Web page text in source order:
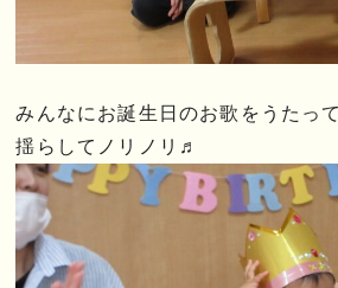
みんなにお誕生日のお歌をうたっ
揺らしてノリノリ♬